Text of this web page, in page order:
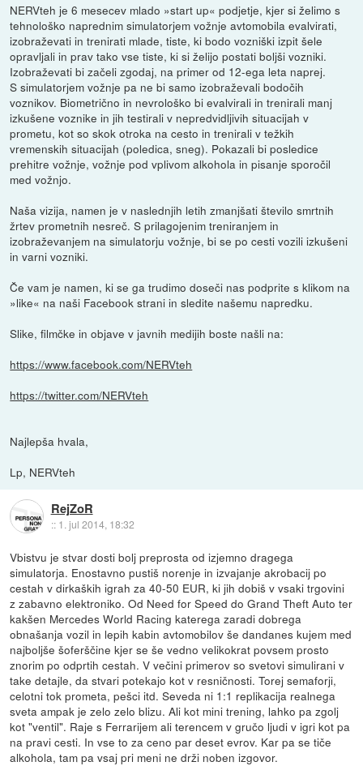
NERVteh je 6 mesecev mlado »start up« podjetje, kjer si želimo s
tehnološko naprednim simulatorjem vožnje avtomobila evalvirati,
izobraževati in trenirati mlade, tiste, ki bodo vozniški izpit šele
opravljali in prav tako vse tiste, ki si želijo postati boljši vozniki.
Izobraževati bi začeli zgodaj, na primer od 12-ega leta naprej.
S simulatorjem vožnje pa ne bi samo izobraževali bodočih
voznikov. Biometrično in nevrološko bi evalvirali in trenirali manj
izkušene voznike in jih testirali v nepredvidljivih situacijah v
prometu, kot so skok otroka na cesto in trenirali v težkih
vremenskih situacijah (poledica, sneg). Pokazali bi posledice
prehitre vožnje, vožnje pod vplivom alkohola in pisanje sporočil
med vožnjo.
Naša vizija, namen je v naslednjih letih zmanjšati število smrtnih
žrtev prometnih nesreč. S prilagojenim treniranjem in
izobraževanjem na simulatorju vožnje, bi se po cesti vozili izkušeni
in varni vozniki.
Če vam je namen, ki se ga trudimo doseči nas podprite s klikom na
»like« na naši Facebook strani in sledite našemu napredku.
Slike, filmčke in objave v javnih medijih boste našli na:
https://www.facebook.com/NERVteh
https://twitter.com/NERVteh
Najlepša hvala,
Lp, NERVteh
RejZoR
:: 1. jul 2014, 18:32
Vbistvu je stvar dosti bolj preprosta od izjemno dragega
simulatorja. Enostavno pustiš norenje in izvajanje akrobacij po
cestah v dirkaških igrah za 40-50 EUR, ki jih dobiš v vsaki trgovini
z zabavno elektroniko. Od Need for Speed do Grand Theft Auto ter
kakšen Mercedes World Racing katerega zaradi dobrega
obnašanja vozil in lepih kabin avtomobilov še dandanes kujem med
najboljše šoferščine kjer se še vedno velikokrat povsem prosto
znorim po odprtih cestah. V večini primerov so svetovi simulirani v
take detajle, da stvari potekajo kot v resničnosti. Torej semaforji,
celotni tok prometa, pešci itd. Seveda ni 1:1 replikacija realnega
sveta ampak je zelo zelo blizu. Ali kot mini trening, lahko pa zgolj
kot "ventil". Raje s Ferrarijem ali terencem v gručo ljudi v igri kot pa
na pravi cesti. In vse to za ceno par deset evrov. Kar pa se tiče
alkohola, tam pa vsaj pri meni ne drži noben izgovor.